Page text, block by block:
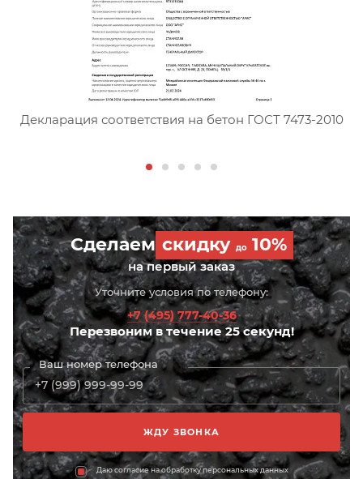
Сертификат соответствия
Декларация соответствия на бетон ГОСТ 7473-2010
Сделаем скидку до10%
на первый заказ
Уточните условия по телефону:
+7 (495) 777-40-36
Перезвоним в течение 25 секунд!
Ваш номер телефона
Даю согласие на обработку персональных данных